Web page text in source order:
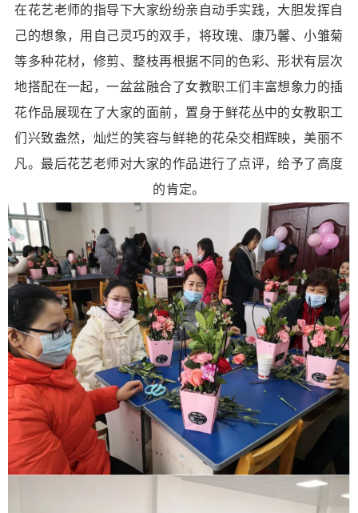
在花艺老师的指导下大家纷纷亲自动手实践，大胆发挥自
己的想象，用自己灵巧的双手，将玫瑰、康乃馨、小雏菊
等多种花材，修剪、整枝再根据不同的色彩、形状有层次
地搭配在一起，一盆盆融合了女教职工们丰富想象力的插
花作品展现在了大家的面前，置身于鲜花丛中的女教职工
们兴致盎然，灿烂的笑容与鲜艳的花朵交相辉映，美丽不
凡。最后花艺老师对大家的作品进行了点评，给予了高度
的肯定。